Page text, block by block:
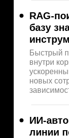
RAG-
базу
Быстрый
внутри
новых
ИИ-
линии